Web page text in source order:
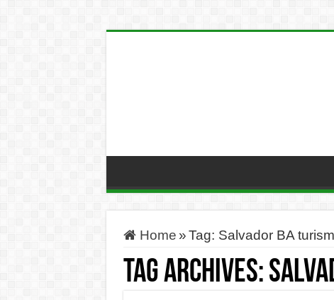
Home »Tag: Salvador BA
Tag Archives: